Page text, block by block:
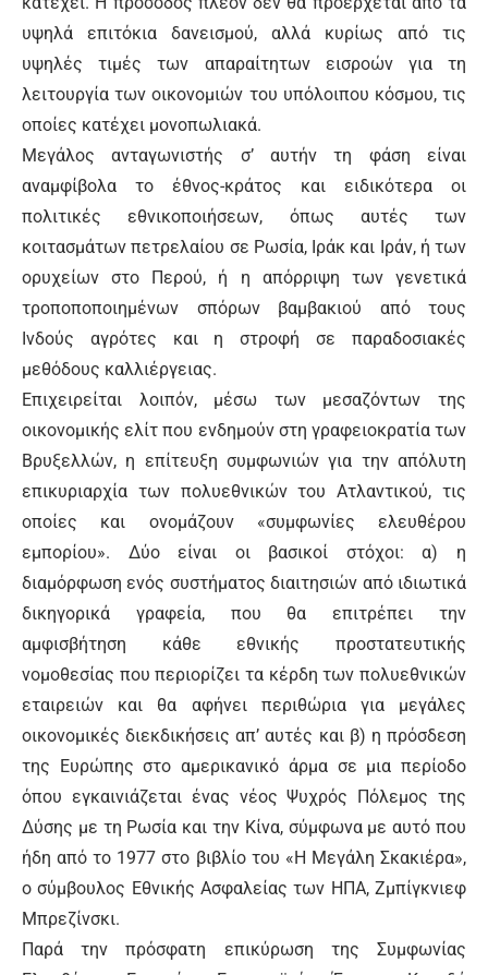
υψηλά επιτόκια δανεισμού, αλλά κυρίως από τις
υψηλές τιμές των απαραίτητων εισροών για τη
λειτουργία των οικονομιών του υπόλοιπου κόσμου, τις
οποίες κατέχει μονοπωλιακά.
Μεγάλος ανταγωνιστής σ’ αυτήν τη φάση είναι
αναμφίβολα το έθνος-κράτος και ειδικότερα οι
πολιτικές εθνικοποιήσεων, όπως αυτές των
κοιτασμάτων πετρελαίου σε Ρωσία, Ιράκ και Ιράν, ή των
ορυχείων στο Περού, ή η απόρριψη των γενετικά
τροποποποιημένων σπόρων βαμβακιού από τους
Ινδούς αγρότες και η στροφή σε παραδοσιακές
μεθόδους καλλιέργειας.
Επιχειρείται λοιπόν, μέσω των μεσαζόντων της
οικονομικής ελίτ που ενδημούν στη γραφειοκρατία των
Βρυξελλών, η επίτευξη συμφωνιών για την απόλυτη
επικυριαρχία των πολυεθνικών του Ατλαντικού, τις
οποίες και ονομάζουν «συμφωνίες ελευθέρου
εμπορίου». Δύο είναι οι βασικοί στόχοι: α) η
διαμόρφωση ενός συστήματος διαιτησιών από ιδιωτικά
δικηγορικά γραφεία, που θα επιτρέπει την
αμφισβήτηση κάθε εθνικής προστατευτικής
νομοθεσίας που περιορίζει τα κέρδη των πολυεθνικών
εταιρειών και θα αφήνει περιθώρια για μεγάλες
οικονομικές διεκδικήσεις απ’ αυτές και β) η πρόσδεση
της Ευρώπης στο αμερικανικό άρμα σε μια περίοδο
όπου εγκαινιάζεται ένας νέος Ψυχρός Πόλεμος της
Δύσης με τη Ρωσία και την Κίνα, σύμφωνα με αυτό που
ήδη από το 1977 στο βιβλίο του «Η Μεγάλη Σκακιέρα»,
ο σύμβουλος Εθνικής Ασφαλείας των ΗΠΑ, Ζμπίγκνιεφ
Μπρεζίνσκι.
Παρά την πρόσφατη επικύρωση της Συμφωνίας